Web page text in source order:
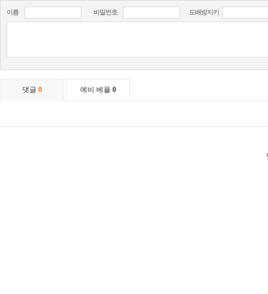
이름 비밀번호 도배방지키
댓글 0 예비 베플 0